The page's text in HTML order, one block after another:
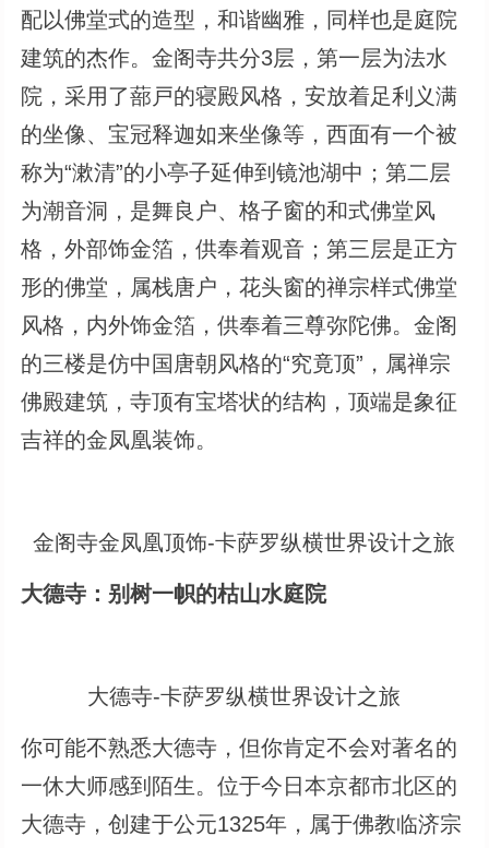
配以佛堂式的造型，和谐幽雅，同样也是庭院
建筑的杰作。金阁寺共分3层，第一层为法水
院，采用了蔀戸的寝殿风格，安放着足利义满
的坐像、宝冠释迦如来坐像等，西面有一个被
称为“漱清”的小亭子延伸到镜池湖中；第二层
为潮音洞，是舞良户、格子窗的和式佛堂风
格，外部饰金箔，供奉着观音；第三层是正方
形的佛堂，属栈唐户，花头窗的禅宗样式佛堂
风格，内外饰金箔，供奉着三尊弥陀佛。金阁
的三楼是仿中国唐朝风格的“究竟顶”，属禅宗
佛殿建筑，寺顶有宝塔状的结构，顶端是象征
吉祥的金凤凰装饰。
金阁寺金凤凰顶饰-卡萨罗纵横世界设计之旅
大德寺：别树一帜的枯山水庭院
大德寺-卡萨罗纵横世界设计之旅
你可能不熟悉大德寺，但你肯定不会对著名的
一休大师感到陌生。位于今日本京都市北区的
大德寺，创建于公元1325年，属于佛教临济宗